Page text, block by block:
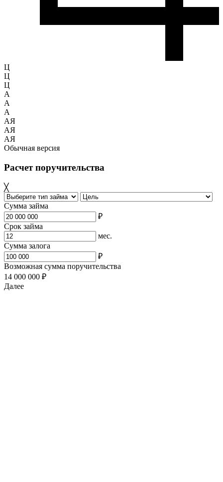
Ц
Ц
Ц
A
A
A
АЯ
АЯ
АЯ
Обычная версия
Расчет поручительства
╳
Сумма займа
₽
Срок займа
мес.
Сумма залога
₽
Возможная сумма поручительства
14 000 000 ₽
Далее